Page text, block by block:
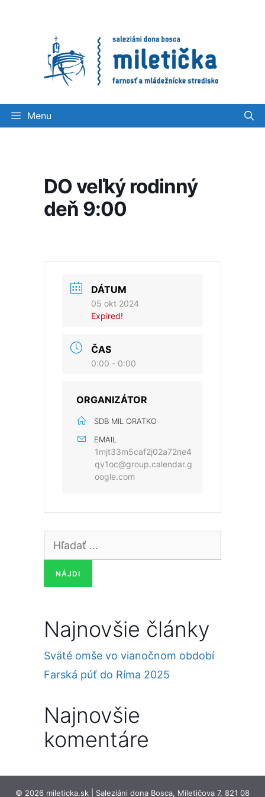
Menu
DO veľký rodinný
deň 9:00
DÁTUM
05 okt 2024
Expired!
ČAS
0:00 - 0:00
ORGANIZÁTOR
SDB MIL ORATKO
EMAIL
1mjt33m5caf2j02a72ne4
qv1oc@group.calendar.g
oogle.com
Hľadať:
Najnovšie články
Sväté omše vo vianočnom období
Farská púť do Ríma 2025
Najnovšie
komentáre
© 2026 mileticka.sk | Saleziáni dona Bosca, Miletičova 7, 821 08